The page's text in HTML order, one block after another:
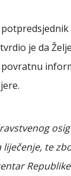
je da
liječenje, te